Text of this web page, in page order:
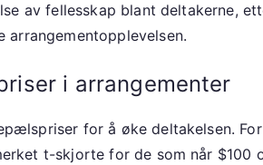
av fellesskap blant deltakerne,
arrangementopplevelsen.
i arrangementer
for å øke deltakelsen.
t-skjorte for de som når